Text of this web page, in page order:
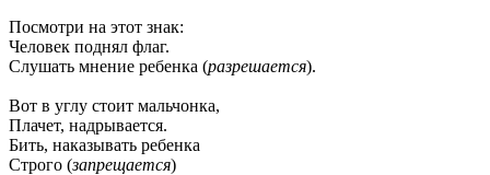
Посмотри на этот знак:
Человек поднял флаг.
Слушать мнение ребенка (разрешается).
Вот в углу стоит мальчонка,
Плачет, надрывается.
Бить, наказывать ребенка
Строго (запрещается)